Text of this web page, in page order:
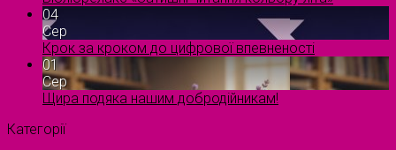
04
Сер
Крок за кроком до цифрової впевненості
01
Сер
Щира подяка нашим добродійникам!
Категорії